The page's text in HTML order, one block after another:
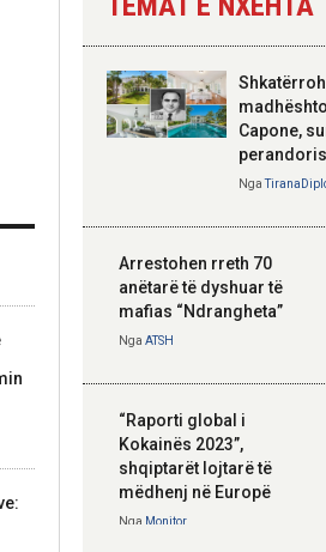
Hoxha
zyrtarë të
DASH:
përbashkët
strategjik
Capone,
Nga
Arrestohen rreth 70
anëtarë të dyshuar të
mafias “Ndrangheta”
Nga ATSH
“Raporti global i
Kokainës 2023”,
shqiptarët lojtarë të
mëdhenj në Europë
Nga Monitor